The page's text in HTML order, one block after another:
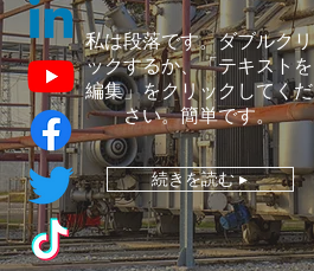
私は段落です。ダブルクリ
ックするか、「テキストを
編集」をクリックしてくだ
さい。簡単です。
続きを読む ▸